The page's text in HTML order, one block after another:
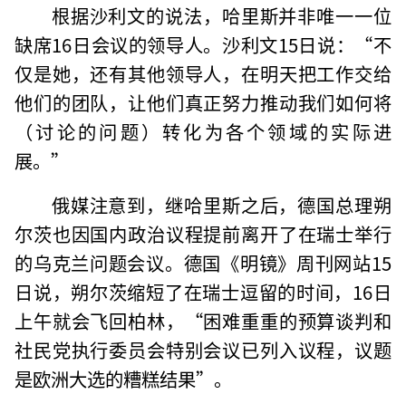
根据沙利文的说法，哈里斯并非唯一一位
缺席16日会议的领导人。沙利文15日说：“不
仅是她，还有其他领导人，在明天把工作交给
他们的团队，让他们真正努力推动我们如何将
（讨论的问题）转化为各个领域的实际进
展。”
俄媒注意到，继哈里斯之后，德国总理朔
尔茨也因国内政治议程提前离开了在瑞士举行
的乌克兰问题会议。德国《明镜》周刊网站15
日说，朔尔茨缩短了在瑞士逗留的时间，16日
上午就会飞回柏林，“困难重重的预算谈判和
社民党执行委员会特别会议已列入议程，议题
是欧洲大选的糟糕结果”。